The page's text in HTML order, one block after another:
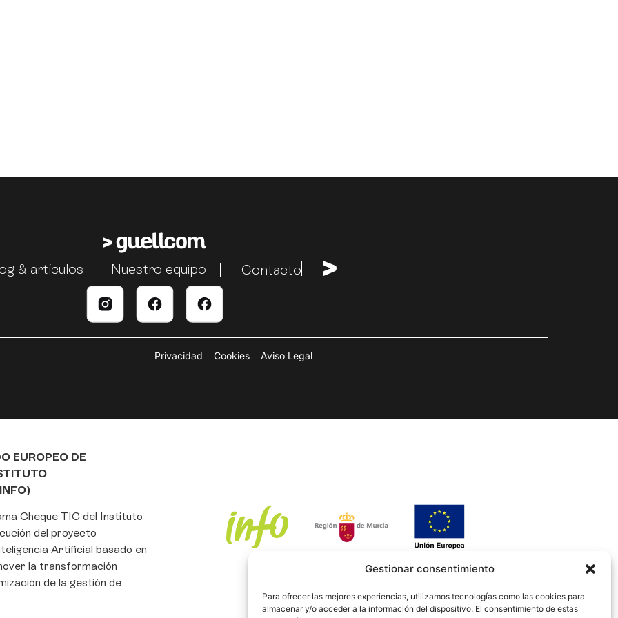
Gestionar consentimiento
Para ofrecer las mejores experiencias, utilizamos tecnologías como las cookies para
almacenar y/o acceder a la información del dispositivo. El consentimiento de estas
& artículos Nuestro equipo Contacto
Privacidad Cookies Aviso Legal
EUROPEO DE
Cheque TIC del Instituto
del proyecto
Artificial basado en
la transformación
de la gestión de